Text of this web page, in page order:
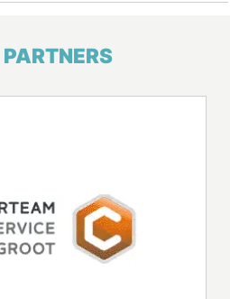
PARTNERS